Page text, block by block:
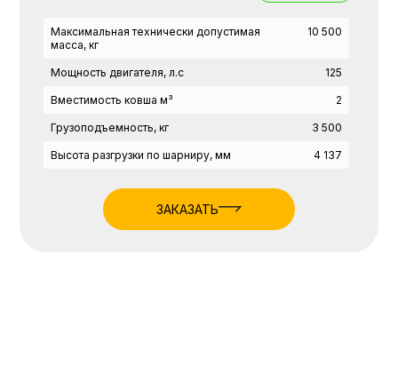
Максимальная технически допустимая
масса, кг
10 500
Мощность двигателя, л.с 125
Вместимость ковша м³ 2
Грузоподъемность, кг 3 500
Высота разгрузки по шарниру, мм 4 137
ЗАКАЗАТЬ